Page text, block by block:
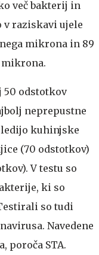
več bakterij in
v raziskavi ujele
mikrona in 89
50 odstotkov
neprepustne
kuhinjske
(70 odstotkov)
V testu so
ki so
so tudi
Navedene
poroča STA.